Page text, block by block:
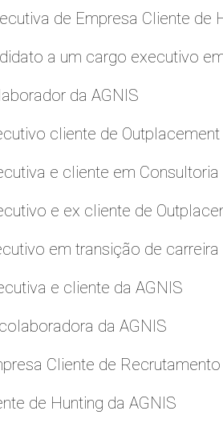
de Empresa Cliente de
a um cargo executivo
da AGNIS
cliente de Outplacement
e cliente em
e ex cliente de
em transição de carreira
e cliente da AGNIS
da AGNIS
Cliente de
de Hunting da AGNIS